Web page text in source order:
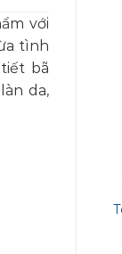
với
tình
bã
da,